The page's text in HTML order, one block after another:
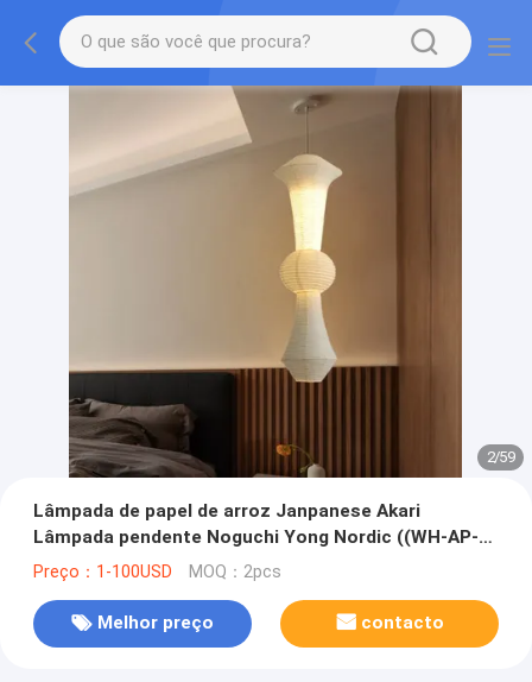
2/59
Lâmpada de papel de arroz Janpanese Akari
Lâmpada pendente Noguchi Yong Nordic ((WH-AP-
599)
Preço：1-100USD MOQ：2pcs
Melhor preço contacto